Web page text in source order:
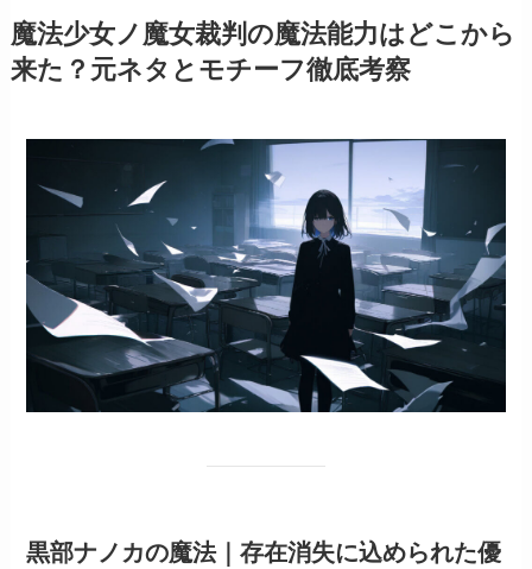
魔法少女ノ魔女裁判の魔法能力はどこから
来た？元ネタとモチーフ徹底考察
黒部ナノカの魔法｜存在消失に込められた優